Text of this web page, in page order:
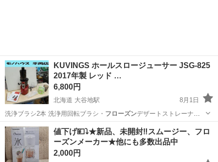
KUVINGS ホールスロージューサー JSG-825
2017年製 レッド …
6,800円
北海道 大谷地駅
8月1日
洗浄ブラシ2本 洗浄用回転ブラシ・ フローズンデザートストレーナ
ー・レシピブック …
北海道 札幌市 大谷地駅 キッチン家電
値下げ💴⤵️★新品、未開封‼️スムージー、フロ
ーズンメーカー★他にも多数出品中
2,000円